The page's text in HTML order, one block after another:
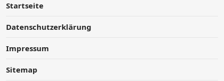
Startseite
Datenschutzerklärung
Impressum
Sitemap